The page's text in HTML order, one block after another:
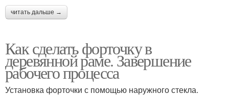
читать дальше →
Как сделать форточку в
деревянной раме. Завершение
рабочего процесса
Установка форточки с помощью наружного стекла.